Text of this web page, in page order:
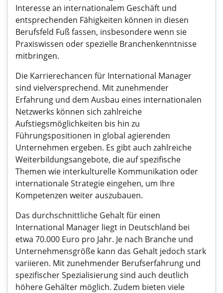
Interesse an internationalem Geschäft und
entsprechenden Fähigkeiten können in diesen
Berufsfeld Fuß fassen, insbesondere wenn sie
Praxiswissen oder spezielle Branchenkenntnisse
mitbringen.
Die Karrierechancen für International Manager
sind vielversprechend. Mit zunehmender
Erfahrung und dem Ausbau eines internationalen
Netzwerks können sich zahlreiche
Aufstiegsmöglichkeiten bis hin zu
Führungspositionen in global agierenden
Unternehmen ergeben. Es gibt auch zahlreiche
Weiterbildungsangebote, die auf spezifische
Themen wie interkulturelle Kommunikation oder
internationale Strategie eingehen, um Ihre
Kompetenzen weiter auszubauen.
Das durchschnittliche Gehalt für einen
International Manager liegt in Deutschland bei
etwa 70.000 Euro pro Jahr. Je nach Branche und
Unternehmensgröße kann das Gehalt jedoch stark
variieren. Mit zunehmender Berufserfahrung und
spezifischer Spezialisierung sind auch deutlich
höhere Gehälter möglich. Zudem bieten viele